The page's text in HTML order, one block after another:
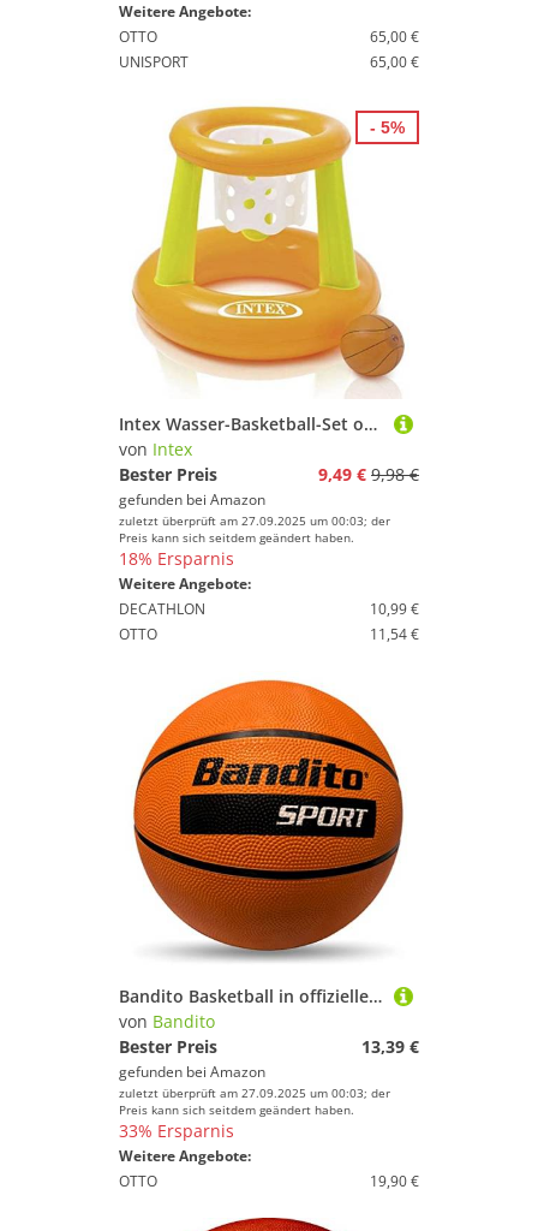
Weitere Angebote:
OTTO
65,00 €
UNISPORT
65,00 €
Intex Wasser-Basketball-Set orange/grün 67 x 55 cm
von Intex
Bester Preis
9,49 € 9,98 €
gefunden bei Amazon
zuletzt überprüft am 27.09.2025 um 00:03; der
Preis kann sich seitdem geändert haben.
18% Ersparnis
Weitere Angebote:
DECATHLON
10,99 €
OTTO
11,54 €
- 5%
Bandito Basketball in offizieller Turniergröße, Größe 7, optimaler Grip und Sprungverhalten, Indoor und Outdoor
von Bandito
Bester Preis
13,39 €
gefunden bei Amazon
zuletzt überprüft am 27.09.2025 um 00:03; der
Preis kann sich seitdem geändert haben.
33% Ersparnis
Weitere Angebote:
OTTO
19,90 €